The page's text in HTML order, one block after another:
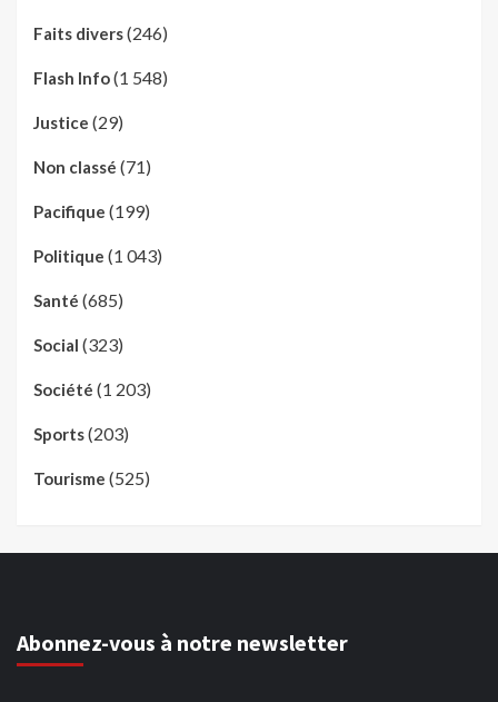
Faits divers(246)
Flash Info(1 548)
Justice (29)
Non classé (71)
Pacifique (199)
Politique (1 043)
Santé (685)
Social (323)
Société (1 203)
Sports(203)
Tourisme (525)
Abonnez-vous à notre newsletter